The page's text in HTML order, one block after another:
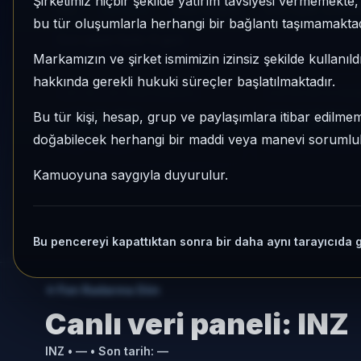
bu tür oluşumlarla herhangi bir bağlantı
Markamızın ve şirket ismimizin izinsiz şekilde
hakkında gerekli hukuki süreçler başlatılmaktadır.
Bu tür kişi, hesap, grup ve paylaşımlara itibar
doğabilecek herhangi bir maddi veya manevi
Kamuoyuna saygıyla duyurulur.
Bu pencereyi kapattıktan sonra bir daha aynı tarayıcıda
INZ Serbest Risk: Düşük Son fiyat:
+%3,55
3 Ay:+%10,81
164/932
Momentum bazlı
Fon Radarına Dön
Canlı veri paneli: INZ
INZ • — • Son tarih: —